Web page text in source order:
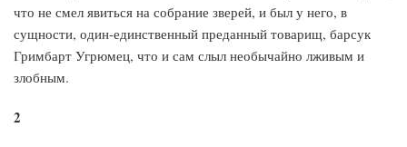
что не смел явиться на собрание зверей, и был у него, в
сущности, один-единственный преданный товарищ, барсук
Гримбарт Угрюмец, что и сам слыл необычайно лживым и
злобным.
2